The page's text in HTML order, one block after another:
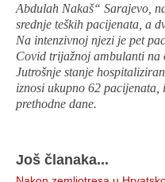
Abdulah Nakaš“ Sarajevo,
srednje teških pacijenata, a
Na intenzivnoj njezi je pet
Covid trijažnoj ambulanti na
Jutrošnje stanje
iznosi ukupno 62
prethodne dane.
Još članaka...